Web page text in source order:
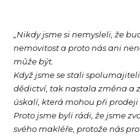
„Nikdy jsme si nemysleli, že
nemovitost a proto nás ani
může být.
Když jsme se stali
dědictví, tak nastala změna a
úskalí, která mohou při prodeji
Proto jsme byli rádi, že jsme
svého makléře, protože nás